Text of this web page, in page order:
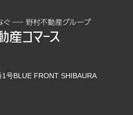
号BLUE FRONT SHIBAURA